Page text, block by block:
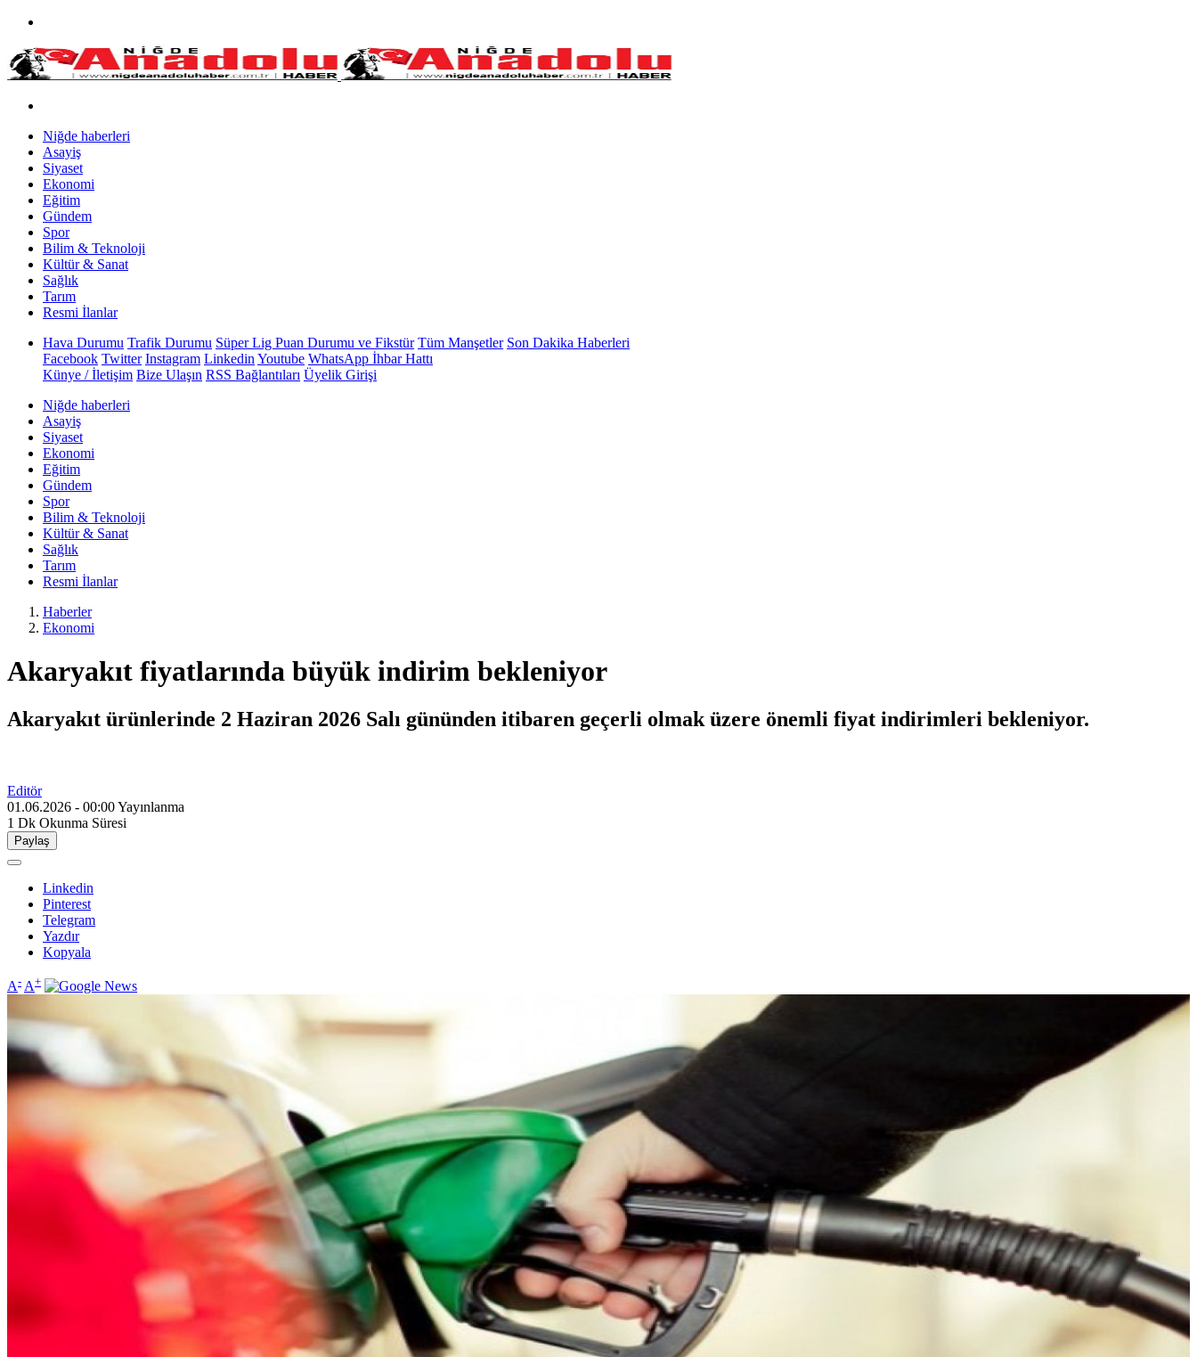
Niğde haberleri
Asayiş
Siyaset
Ekonomi
Eğitim
Gündem
Spor
Bilim & Teknoloji
Kültür & Sanat
Sağlık
Tarım
Resmi İlanlar
Hava Durumu Trafik Durumu Süper Lig Puan Durumu ve Fikstür Tüm Manşetler Son Dakika Haberleri
Facebook Twitter Instagram Linkedin Youtube WhatsApp İhbar Hattı
Künye / İletişim Bize Ulaşın RSS Bağlantıları Üyelik Girişi
Niğde haberleri
Asayiş
Siyaset
Ekonomi
Eğitim
Gündem
Spor
Bilim & Teknoloji
Kültür & Sanat
Sağlık
Tarım
Resmi İlanlar
Haberler
Ekonomi
Akaryakıt fiyatlarında büyük indirim bekleniyor
Akaryakıt ürünlerinde 2 Haziran 2026 Salı gününden itibaren geçerli olmak üzere önemli fiyat indirimleri bekleniyor.
Editör
01.06.2026 - 00:00Yayınlanma
1 Dk Okunma Süresi
Paylaş
Linkedin
Pinterest
Telegram
Yazdır
Kopyala
A- A+